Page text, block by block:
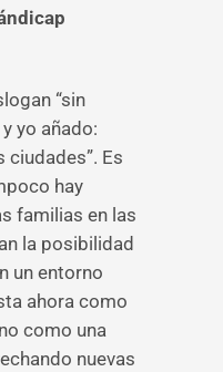
“sin
yo añado:
ciudades”. Es
hay
familias en las
la posibilidad
un entorno
ahora como
como una
nuevas